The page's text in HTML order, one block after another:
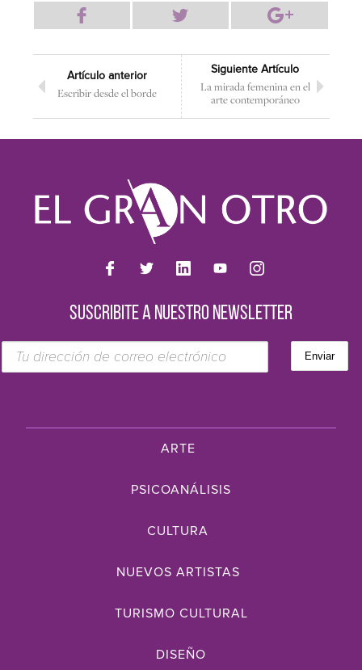
Artículo anterior
Escribir desde el borde
Siguiente Artículo
La mirada femenina en el
arte contemporáneo
SUSCRIBITE A NUESTRO NEWSLETTER
ARTE
PSICOANÁLISIS
CULTURA
NUEVOS ARTISTAS
TURISMO CULTURAL
DISEÑO